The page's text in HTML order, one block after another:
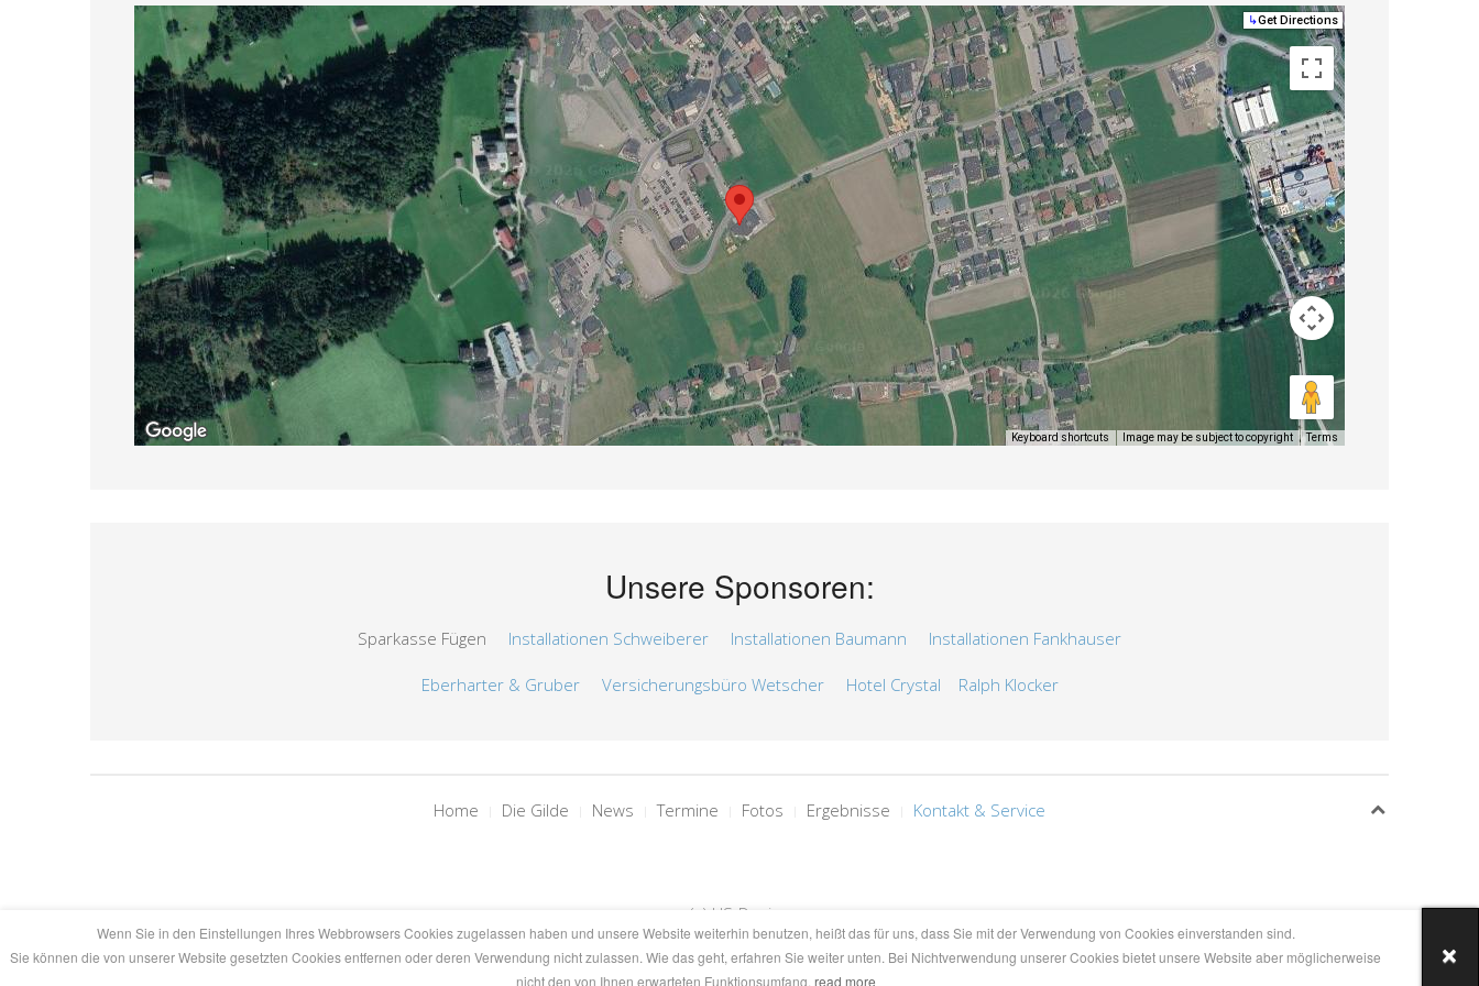
↳Get Directions
Keyboard shortcuts Image may be subject to copyright Terms
Unsere Sponsoren:
Sparkasse Fügen Installationen Schweiberer Installationen Baumann Installationen Fankhauser
Eberharter & Gruber Versicherungsbüro Wetscher Hotel Crystal Ralph Klocker
Home Die Gilde News Termine Fotos Ergebnisse Kontakt & Service
(c) HS-Design
www.zillertal-online.at/hsdesign
Wenn Sie in den Einstellungen Ihres Webbrowsers Cookies zugelassen haben und unsere Website weiterhin benutzen, heißt das für uns, dass Sie mit der Verwendung von Cookies einverstanden sind.
Sie können die von unserer Website gesetzten Cookies entfernen oder deren Verwendung nicht zulassen. Wie das geht, erfahren Sie weiter unten. Bei Nichtverwendung unserer Cookies bietet unsere Website aber möglicherweise
nicht den von Ihnen erwarteten Funktionsumfang. read more